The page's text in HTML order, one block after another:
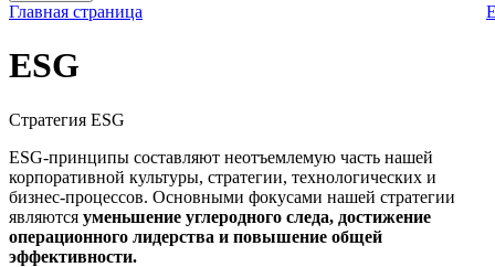
Главная страница
ESG
Стратегия ESG
ESG-принципы составляют неотъемлемую часть нашей
корпоративной культуры, стратегии, технологических и
бизнес-процессов. Основными фокусами нашей стратегии
являются уменьшение углеродного следа, достижение
операционного лидерства и повышение общей
эффективности.